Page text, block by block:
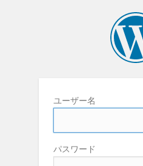
ユーザー名
パスワード